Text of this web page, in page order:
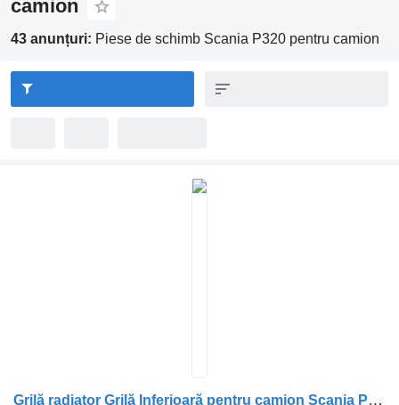
camion
43 anunțuri: Piese de schimb Scania P320 pentru camion
Grilă radiator Grilă Inferioară pentru camion Scania P320 1536807